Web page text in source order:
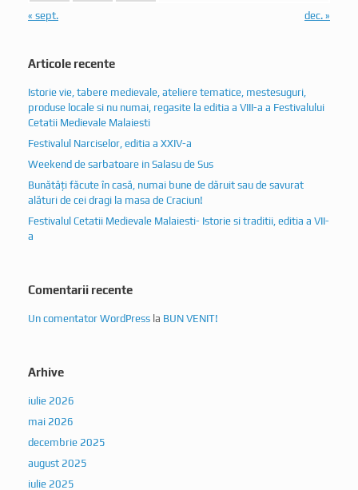
« sept.
dec. »
Articole recente
Istorie vie, tabere medievale, ateliere tematice, mestesuguri,
produse locale si nu numai, regasite la editia a VIII-a a Festivalului
Cetatii Medievale Malaiesti
Festivalul Narciselor, editia a XXIV-a
Weekend de sarbatoare in Salasu de Sus
Bunătăți făcute în casă, numai bune de dăruit sau de savurat
alături de cei dragi la masa de Craciun!
Festivalul Cetatii Medievale Malaiesti- Istorie si traditii, editia a VII-
a
Comentarii recente
Un comentator WordPress la BUN VENIT!
Arhive
iulie 2026
mai 2026
decembrie 2025
august 2025
iulie 2025